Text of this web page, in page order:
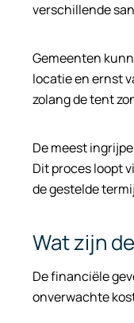
verschillende
Gemeenten
locatie en ernst
zolang de tent
De meest
Dit proces loopt
de gestelde
Wat zijn
De financiële
onverwachte